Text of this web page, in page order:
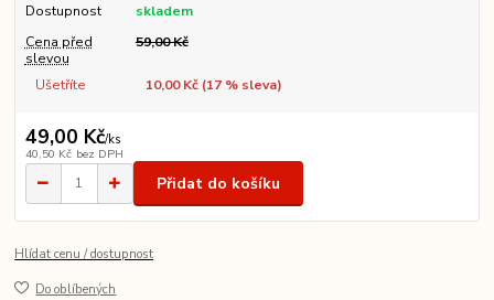
Dostupnost
skladem
Cena před
slevou
59,00 Kč
Ušetříte 10,00 Kč (17% sleva)
49,00 Kč/ks
40,50 Kč bez DPH
Přidat do košíku
Hlídat cenu / dostupnost
Do oblíbených